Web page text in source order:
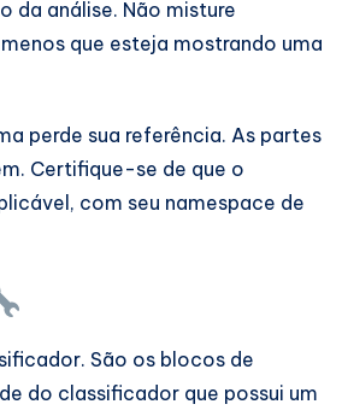
da análise. Não misture
que esteja mostrando uma
perde sua referência. As partes
Certifique-se de que o
com seu namespace de
São os blocos de
do classificador que possui um